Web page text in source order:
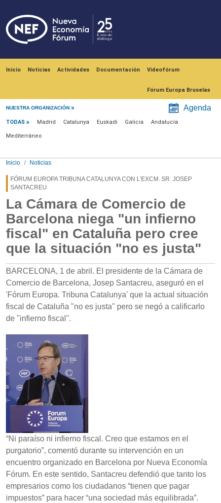
Inicio Noticias Actividades Documentación Videofórum
Fórum Europa Bruselas
NUESTRA ORGANIZACIÓN Agenda
Menú noticias
TODAS Madrid Catalunya Euskadi Galicia Andalucía
Mediterráneo
Inicio Noticias
FÓRUM EUROPA TRIBUNA CATALUNYA CON L'EXCM. SR. JOSEP
SANTACREU
La Cámara de Comercio de
Barcelona niega "un infierno
fiscal" en Cataluña pero cree
que la situación "no es justa"
BARCELONA, 1 de abril. El presidente de la Cámara de
Comercio de Barcelona, Josep Santacreu, aseguró en el
'Fórum Europa. Tribuna Catalunya' que la actual situación
fiscal de Cataluña "no es justa" pero se negó a calificarlo
de "infierno fiscal".
“Ni paraíso ni infierno fiscal. Creo que estamos en el
purgatorio”, comentó durante su intervención en un
encuentro organizado en Barcelona por Nueva Economía
Fórum. En este sentido, Santacreu defendió que tanto los
empresarios como los ciudadanos “tienen que pagar
impuestos” para hacer “una sociedad más equilibrada”.